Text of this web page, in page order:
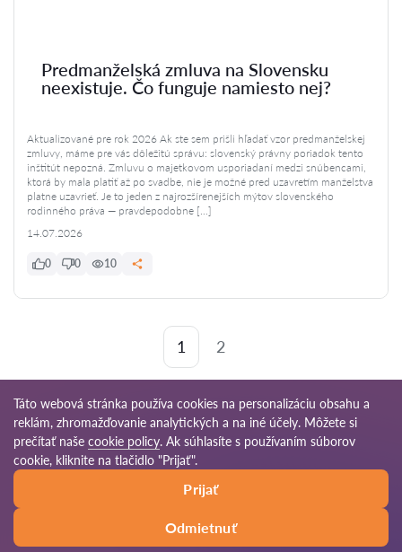
Predmanželská zmluva na Slovensku
neexistuje. Čo funguje namiesto nej?
Aktualizované pre rok 2026 Ak ste sem prišli hľadať vzor predmanželskej
zmluvy, máme pre vás dôležitú správu: slovenský právny poriadok tento
inštitút nepozná. Zmluvu o majetkovom usporiadaní medzi snúbencami,
ktorá by mala platiť až po svadbe, nie je možné pred uzavretím manželstva
platne uzavrieť. Je to jeden z najrozšírenejších mýtov slovenského
rodinného práva — pravdepodobne […]
14.07.2026
0 0 10
1 2
© 2026 Pravnikov-sk.com
stránok
Táto webová stránka používa cookies na personalizáciu obsahu a
reklám, zhromažďovanie analytických a na iné účely. Môžete si
prečítať naše cookie policy. Ak súhlasíte s používaním súborov
cookie, kliknite na tlačidlo "Prijať".
Prijať
Odmietnuť